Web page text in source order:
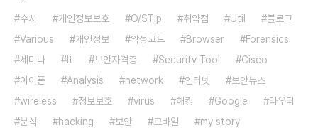
수사 개인정보보호 O/STip 취약점 Util
블로그
Various
개인정보 악성코드 Browser
Forensics
세미나
It 보안자격증 Security Tool
Cisco
아이폰
Analysis network 인터넷
보안뉴스
wireless
정보보호 virus 해킹 Google
라우터
분석
hacking 보안 모바일
my story